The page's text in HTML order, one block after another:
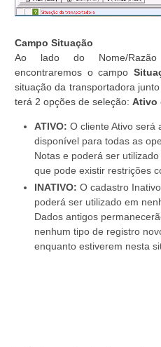
Campo Situação
Ao lado do Nome/
encontraremos o campo
situação da transportadora
terá 2 opções de seleção: Ativo
ATIVO: O cliente Ativo será
disponível para todas as
Notas e poderá ser
que pode existir restrições
INATIVO: O cadastro
poderá ser utilizado em
Dados antigos
nenhum tipo de registro
enquanto estiverem nesta